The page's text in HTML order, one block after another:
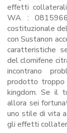
effetti
WA :
costituzionale
con Sustanon
caratteristiche
del clomifene
incontrano
prodotto troppo
kingdom. Se il
allora sei
uno stile di vita
gli effetti